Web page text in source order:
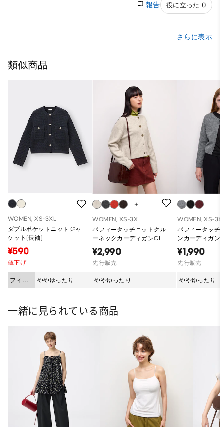
報告 役に立った 0
さらに表示
類似商品
WOMEN, XS-3XL
ダブルポケットニットジャ
ケット(長袖)
¥590
値下げ
フィッ
ト
ややゆったり
WOMEN, XS-3XL
パフィータッチニットクル
ーネックカーディガンCL
¥2,990
先行販売
ややゆったり
WOMEN, XS-
パフィータッ
ンカーディガ
¥1,990
先行販売
ややゆったり
一緒に見られている商品